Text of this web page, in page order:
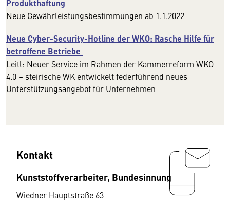
Produkthaftung
Neue Gewährleistungsbestimmungen ab 1.1.2022
Neue Cyber-Security-Hotline der WKO: Rasche Hilfe für
betroffene Betriebe
Leitl: Neuer Service im Rahmen der Kammerreform WKO
4.0 – steirische WK entwickelt federführend neues
Unterstützungsangebot für Unternehmen
Kontakt
Kunststoffverarbeiter, Bundesinnung
Wiedner Hauptstraße 63